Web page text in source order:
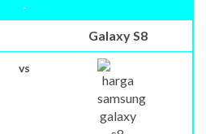
.
Galaxy S8
vs